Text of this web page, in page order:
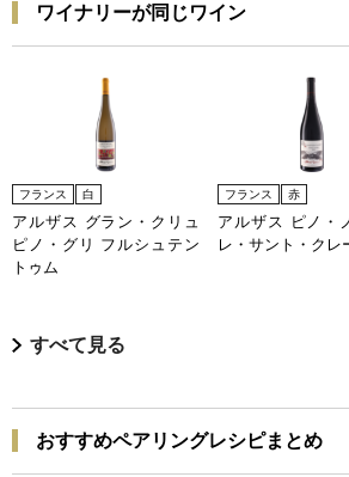
ワイナリーが同じワイン
フランス 白
アルザス グラン・クリュ
ピノ・グリ フルシュテン
トゥム
フランス 赤
アルザス ピノ・
レ・サント・クレ
すべて見る
おすすめペアリングレシピまとめ